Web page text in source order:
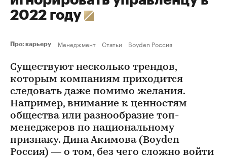
2022 году
Про: карьеру Менеджмент Статьи Boyden Россия
Существуют несколько трендов,
которым компаниям приходится
следовать даже помимо желания.
Например, внимание к ценностям
общества или разнообразие топ-
менеджеров по национальному
признаку. Дина Акимова (Boyden
Россия) — о том, без чего сложно войти